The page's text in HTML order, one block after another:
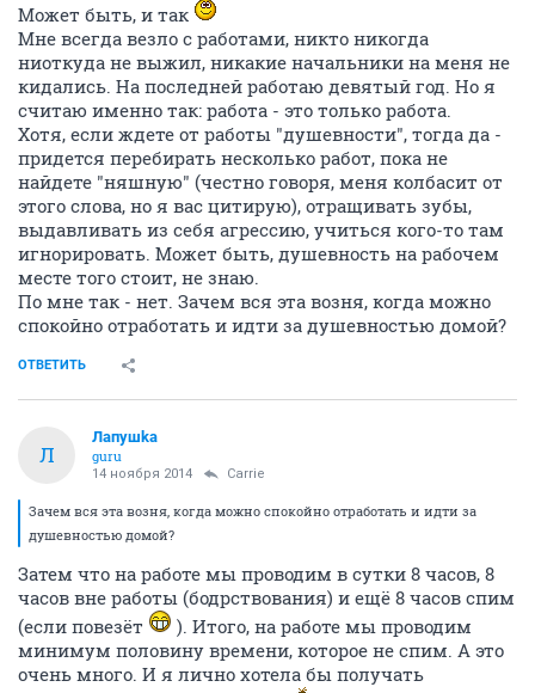
Может быть, и так
Мне всегда везло с работами, никто никогда
ниоткуда не выжил, никакие начальники на меня не
кидались. На последней работаю девятый год. Но я
считаю именно так: работа - это только работа.
Хотя, если ждете от работы "душевности", тогда да -
придется перебирать несколько работ, пока не
найдете "няшную" (честно говоря, меня колбасит от
этого слова, но я вас цитирую), отращивать зубы,
выдавливать из себя агрессию, учиться кого-то там
игнорировать. Может быть, душевность на рабочем
месте того стоит, не знаю.
По мне так - нет. Зачем вся эта возня, когда можно
спокойно отработать и идти за душевностью домой?
ОТВЕТИТЬ
Л
Лапушkа
guru
14 ноября 2014 Carrie
Зачем вся эта возня, когда можно спокойно отработать и идти за
душевностью домой?
Затем что на работе мы проводим в сутки 8 часов, 8
часов вне работы (бодрствования) и ещё 8 часов спим
(если повезёт
). Итого, на работе мы проводим
минимум половину времени, которое не спим. А это
очень много. И я лично хотела бы получать